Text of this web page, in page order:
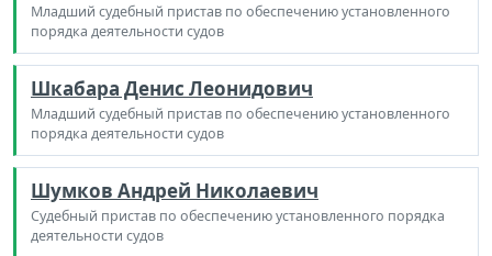
Младший судебный пристав по обеспечению установленного
порядка деятельности судов
Шкабара Денис Леонидович
Младший судебный пристав по обеспечению установленного
порядка деятельности судов
Шумков Андрей Николаевич
Судебный пристав по обеспечению установленного порядка
деятельности судов